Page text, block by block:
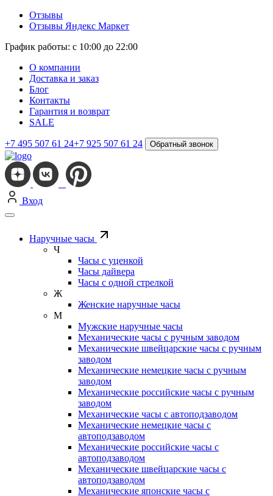
Отзывы
Отзывы Яндекс Маркет
График работы: с 10:00 до 22:00
О компании
Доставка и заказ
Блог
Контакты
Гарантия и возврат
SALE
+7 495 507 61 24+7 925 507 61 24 Обратный звонок
Вход
Наручные часы
Ч
Часы с уценкой
Часы дайвера
Часы с одной стрелкой
Ж
Женские наручные часы
М
Мужские наручные часы
Механические часы с ручным заводом
Механические швейцарские часы с ручным
заводом
Механические немецкие часы с ручным
заводом
Механические российские часы с ручным
заводом
Механические часы с автоподзаводом
Механические немецкие часы с
автоподзаводом
Механические российские часы с
автоподзаводом
Механические швейцарские часы с
автоподзаводом
Механические японские часы с